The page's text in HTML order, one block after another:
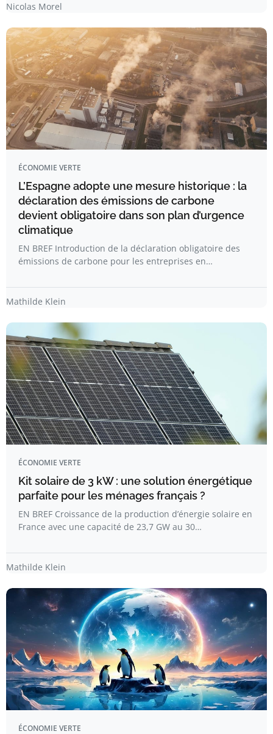
Nicolas Morel
ÉCONOMIE VERTE
L’Espagne adopte une mesure historique : la
déclaration des émissions de carbone
devient obligatoire dans son plan d’urgence
climatique
EN BREF Introduction de la déclaration obligatoire des
émissions de carbone pour les entreprises en…
Mathilde Klein
ÉCONOMIE VERTE
Kit solaire de 3 kW : une solution énergétique
parfaite pour les ménages français ?
EN BREF Croissance de la production d’énergie solaire en
France avec une capacité de 23,7 GW au 30…
Mathilde Klein
ÉCONOMIE VERTE